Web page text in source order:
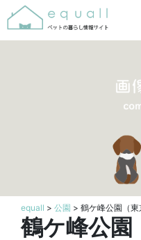
equall > 公園 > 鶴ケ峰公園（東
鶴ケ峰公園